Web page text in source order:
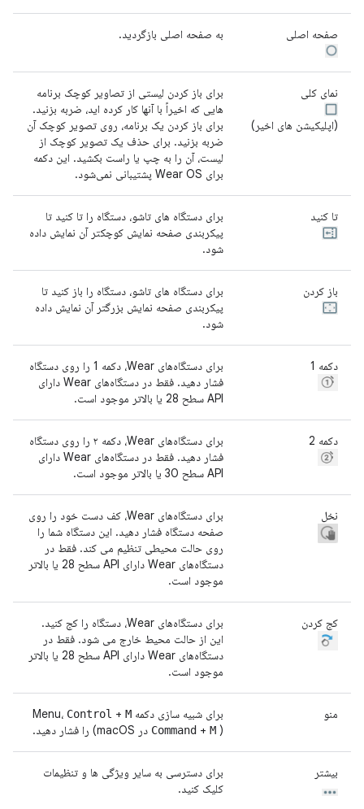
صفحه اصلی به صفحه اصلی بازگردید.
نمای کلی
(اپلیکیشن های اخیر)
برای باز کردن لیستی از تصاویر کوچک برنامه
هایی که اخیراً با آنها کار کرده اید، ضربه بزنید.
برای باز کردن یک برنامه، روی تصویر کوچک آن
ضربه بزنید. برای حذف یک تصویر کوچک از
لیست، آن را به چپ یا راست بکشید. این دکمه
برای Wear OS پشتیبانی نمی‌شود.
تا کنید
برای دستگاه های تاشو، دستگاه را تا کنید تا
پیکربندی صفحه نمایش کوچکتر آن نمایش داده
شود.
باز کردن
برای دستگاه های تاشو، دستگاه را باز کنید تا
پیکربندی صفحه نمایش بزرگتر آن نمایش داده
شود.
دکمه 1
برای دستگاه‌های Wear، دکمه 1 را روی دستگاه
فشار دهید. فقط در دستگاه‌های Wear دارای
API سطح 28 یا بالاتر موجود است.
دکمه 2
برای دستگاه‌های Wear، دکمه ۲ را روی دستگاه
فشار دهید. فقط در دستگاه‌های Wear دارای
API سطح 30 یا بالاتر موجود است.
نخل
برای دستگاه‌های Wear، کف دست خود را روی
صفحه دستگاه فشار دهید. این دستگاه شما را
روی حالت محیطی تنظیم می کند. فقط در
دستگاه‌های Wear دارای API سطح 28 یا بالاتر
موجود است.
کج کردن
برای دستگاه‌های Wear، دستگاه را کج کنید.
این از حالت محیط خارج می شود. فقط در
دستگاه‌های Wear دارای API سطح 28 یا بالاتر
موجود است.
منو برای شبیه سازی دکمه Menu، Control + M
(
Command + M در macOS) را فشار دهید.
بیشتر
برای دسترسی به سایر ویژگی ها و تنظیمات
کلیک کنید.